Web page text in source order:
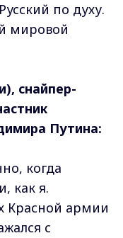
по духу.
мировой
снайпер-
Путина:
когда
как я.
Красной армии
с